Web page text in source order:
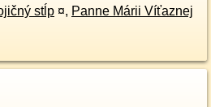
stĺp ¤, Panne Márii Víťaznej